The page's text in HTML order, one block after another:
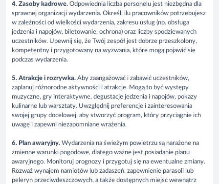
4. Zasoby kadrowe. Odpowiednia liczba personelu jest niezbędna dla
sprawnej organizacji wydarzenia. Określ, ilu pracowników potrzebujesz
w zależności od wielkości wydarzenia, zakresu usług (np. obsługa
jedzenia i napojów, biletowanie, ochrona) oraz liczby spodziewanych
uczestników. Upewnij się, że Twój zespół jest dobrze przeszkolony,
kompetentny i przygotowany na wyzwania, które mogą pojawić się
podczas wydarzenia.
5. Atrakcje i rozrywka. Aby zaangażować i zabawić uczestników,
zaplanuj różnorodne aktywności i atrakcje. Mogą to być występy
muzyczne, gry interaktywne, degustacje jedzenia i napojów, pokazy
kulinarne lub warsztaty. Uwzględnij preferencje i zainteresowania
swojej grupy docelowej, aby stworzyć program, który przyciągnie ich
uwagę i zapewni niezapomniane wrażenia.
6. Plan awaryjny. Wydarzenia na świeżym powietrzu są narażone na
zmienne warunki pogodowe, dlatego ważne jest posiadanie planu
awaryjnego. Monitoruj prognozy i przygotuj się na ewentualne zmiany.
Rozważ wynajem namiotów lub zadaszeń, zapewnienie parasoli lub
peleryn przeciwdeszczowych, a także dostępnych miejsc wewnątrz